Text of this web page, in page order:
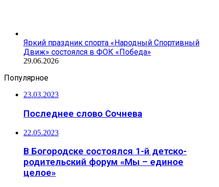
Яркий праздник спорта «Народный Спортивный
Движ» состоялся в ФОК «Победа»
29.06.2026
Популярное
23.03.2023
Последнее слово Сочнева
22.05.2023
В Богородске состоялся 1-й детско-
родительский форум «Мы – единое
целое»